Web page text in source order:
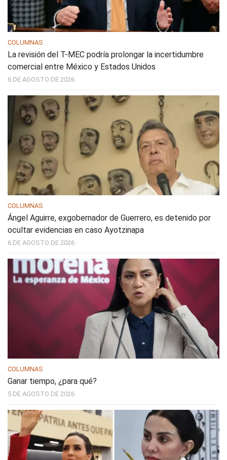
COLUMNAS
La revisión del T-MEC podría prolongar la incertidumbre
comercial entre México y Estados Unidos
6 DE AGOSTO DE 2026
COLUMNAS
Ángel Aguirre, exgobernador de Guerrero, es detenido por
ocultar evidencias en caso Ayotzinapa
6 DE AGOSTO DE 2026
COLUMNAS
Ganar tiempo, ¿para qué?
5 DE AGOSTO DE 2026